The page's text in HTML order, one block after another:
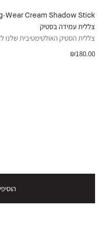
Wear Cream Shadow Stick
צללית עמידה בסטיק
צללית הסטיק האולטימטיבית שלנו
₪180.00